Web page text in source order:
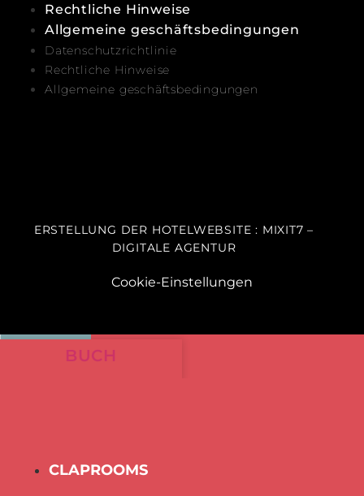
Rechtliche Hinweise
Allgemeine geschäftsbedingungen
Datenschutzrichtlinie
Rechtliche Hinweise
Allgemeine geschäftsbedingungen
ERSTELLUNG DER HOTELWEBSITE : MIXIT7 –
DIGITALE AGENTUR
Cookie-Einstellungen
BUCH
CLAPROOMS